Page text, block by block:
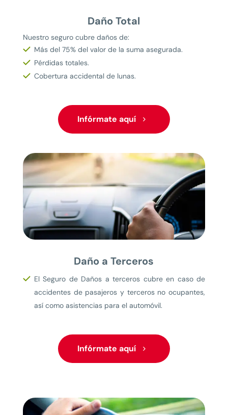
Daño Total
Nuestro seguro cubre daños de:
Más del 75% del valor de la suma asegurada.
Pérdidas totales.
Cobertura accidental de lunas.
Infórmate aquí
Daño a Terceros
El Seguro de Daños a terceros cubre en caso de
accidentes de pasajeros y terceros no ocupantes,
así como asistencias para el automóvil.
Infórmate aquí